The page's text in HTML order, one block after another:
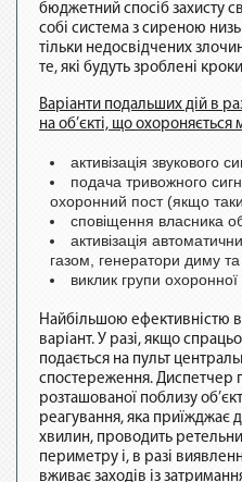
бюджетний спосіб захисту
собі система з сиреною
тільки недосвідчених
те, які будуть зроблені кроки
Варіанти подальших дій в
на об’єкті, що
активізація звукового
подача тривожного
охоронний пост (якщо
сповіщення власника
активізація
газом, генератори диму та
виклик групи охоронної
Найбільшою ефективністю
варіант. У разі, якщо
подається на пульт
спостереження. Диспетчер
розташованої поблизу
реагування, яка приїжджає
хвилин, проводить
периметру і, в разі
вживає заходів із